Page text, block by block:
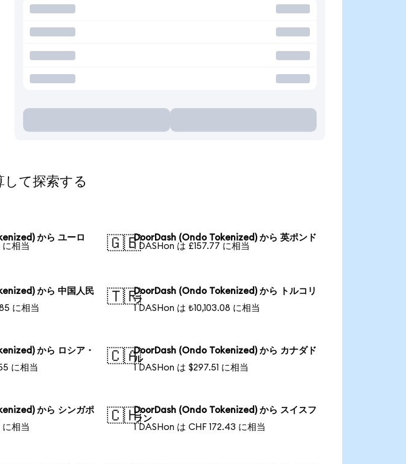
て探索する
から ユーロ
相当
🇬🇧DoorDash (Ondo Tokenized) から 英ポンド
1 DASHon は £157.77 に相当
から 中国人民
に相当
🇹🇷DoorDash (Ondo Tokenized) から トルコリ
ラ
1 DASHon は ₺10,103.08 に相当
から ロシア・
に相当
🇨🇦DoorDash (Ondo Tokenized) から カナダド
ル
1 DASHon は $297.51 に相当
から シンガポ
相当
🇨🇭DoorDash (Ondo Tokenized) から スイスフ
ラン
1 DASHon は CHF 172.43 に相当